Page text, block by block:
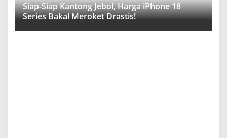
Siap-Siap Kantong Jebol, Harga iPhone 18
Series Bakal Meroket Drastis!